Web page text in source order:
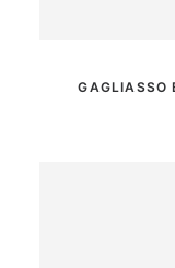
GAGLIASSO